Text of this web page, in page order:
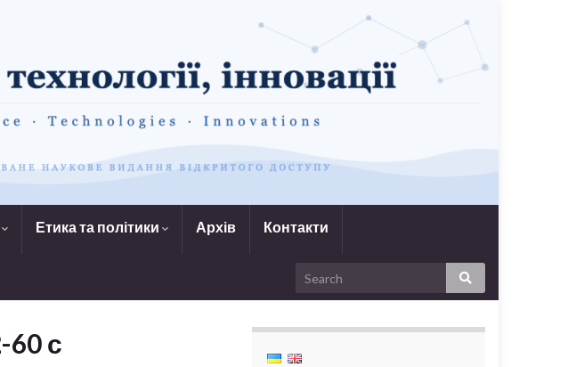
Етика та політики Архів Контакти
60 с